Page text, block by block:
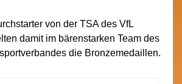
von der TSA des VfL
damit im bärenstarken Team des
die Bronzemedaillen.